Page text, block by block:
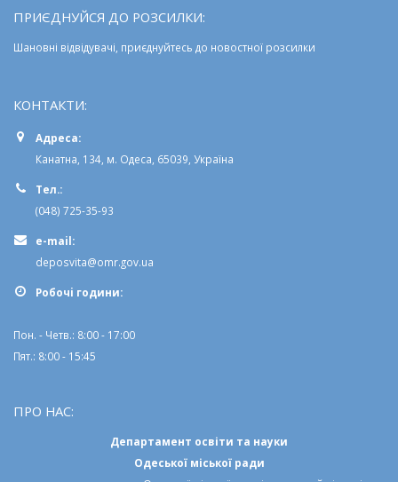
ПРИЄДНУЙСЯ ДО РОЗСИЛКИ:
Шановні відвідувачі, приєднуйтесь до новостної розсилки
КОНТАКТИ:
Адреса:
Канатна, 134, м. Одеса, 65039, Україна
Тел.:
(048) 725-35-93
e-mail:
deposvita@omr.gov.ua
Робочi години:
Пон. - Четв.: 8:00 - 17:00
Пят.: 8:00 - 15:45
ПРО НАС:
Департамент освіти та науки
Одеської міської ради